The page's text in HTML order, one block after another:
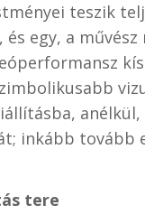
teszik
egy, a művész
inkább tovább
tere